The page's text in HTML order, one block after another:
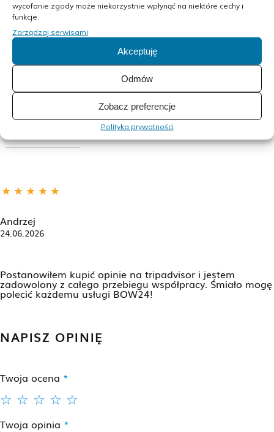
wycofanie zgody może niekorzystnie wpłynąć na niektóre cechy i
funkcje.
Zarządzaj serwisami
Akceptuję
Odmów
Zobacz preferencje
Polityka prywatności
OPINIE O PRODUKCIE (1)
Andrzej
24.06.2026
Postanowiłem kupić opinie na tripadvisor i jestem
zadowolony z całego przebiegu współpracy. Śmiało mogę
polecić każdemu usługi BOW24!
NAPISZ OPINIĘ
Twoja ocena *
Twoja opinia *